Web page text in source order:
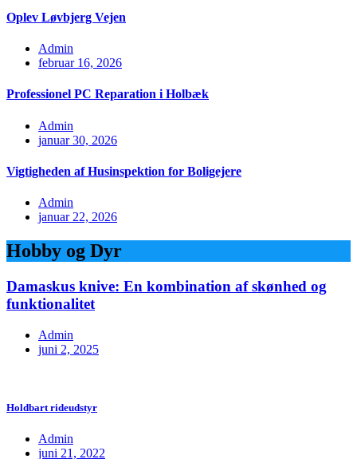
Oplev Løvbjerg Vejen
Admin
februar 16, 2026
Professionel PC Reparation i Holbæk
Admin
januar 30, 2026
Vigtigheden af Husinspektion for Boligejere
Admin
januar 22, 2026
Hobby og Dyr
Damaskus knive: En kombination af skønhed og
funktionalitet
Admin
juni 2, 2025
Holdbart rideudstyr
Admin
juni 21, 2022